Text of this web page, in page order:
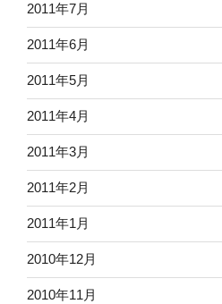
2011年7月
2011年6月
2011年5月
2011年4月
2011年3月
2011年2月
2011年1月
2010年12月
2010年11月